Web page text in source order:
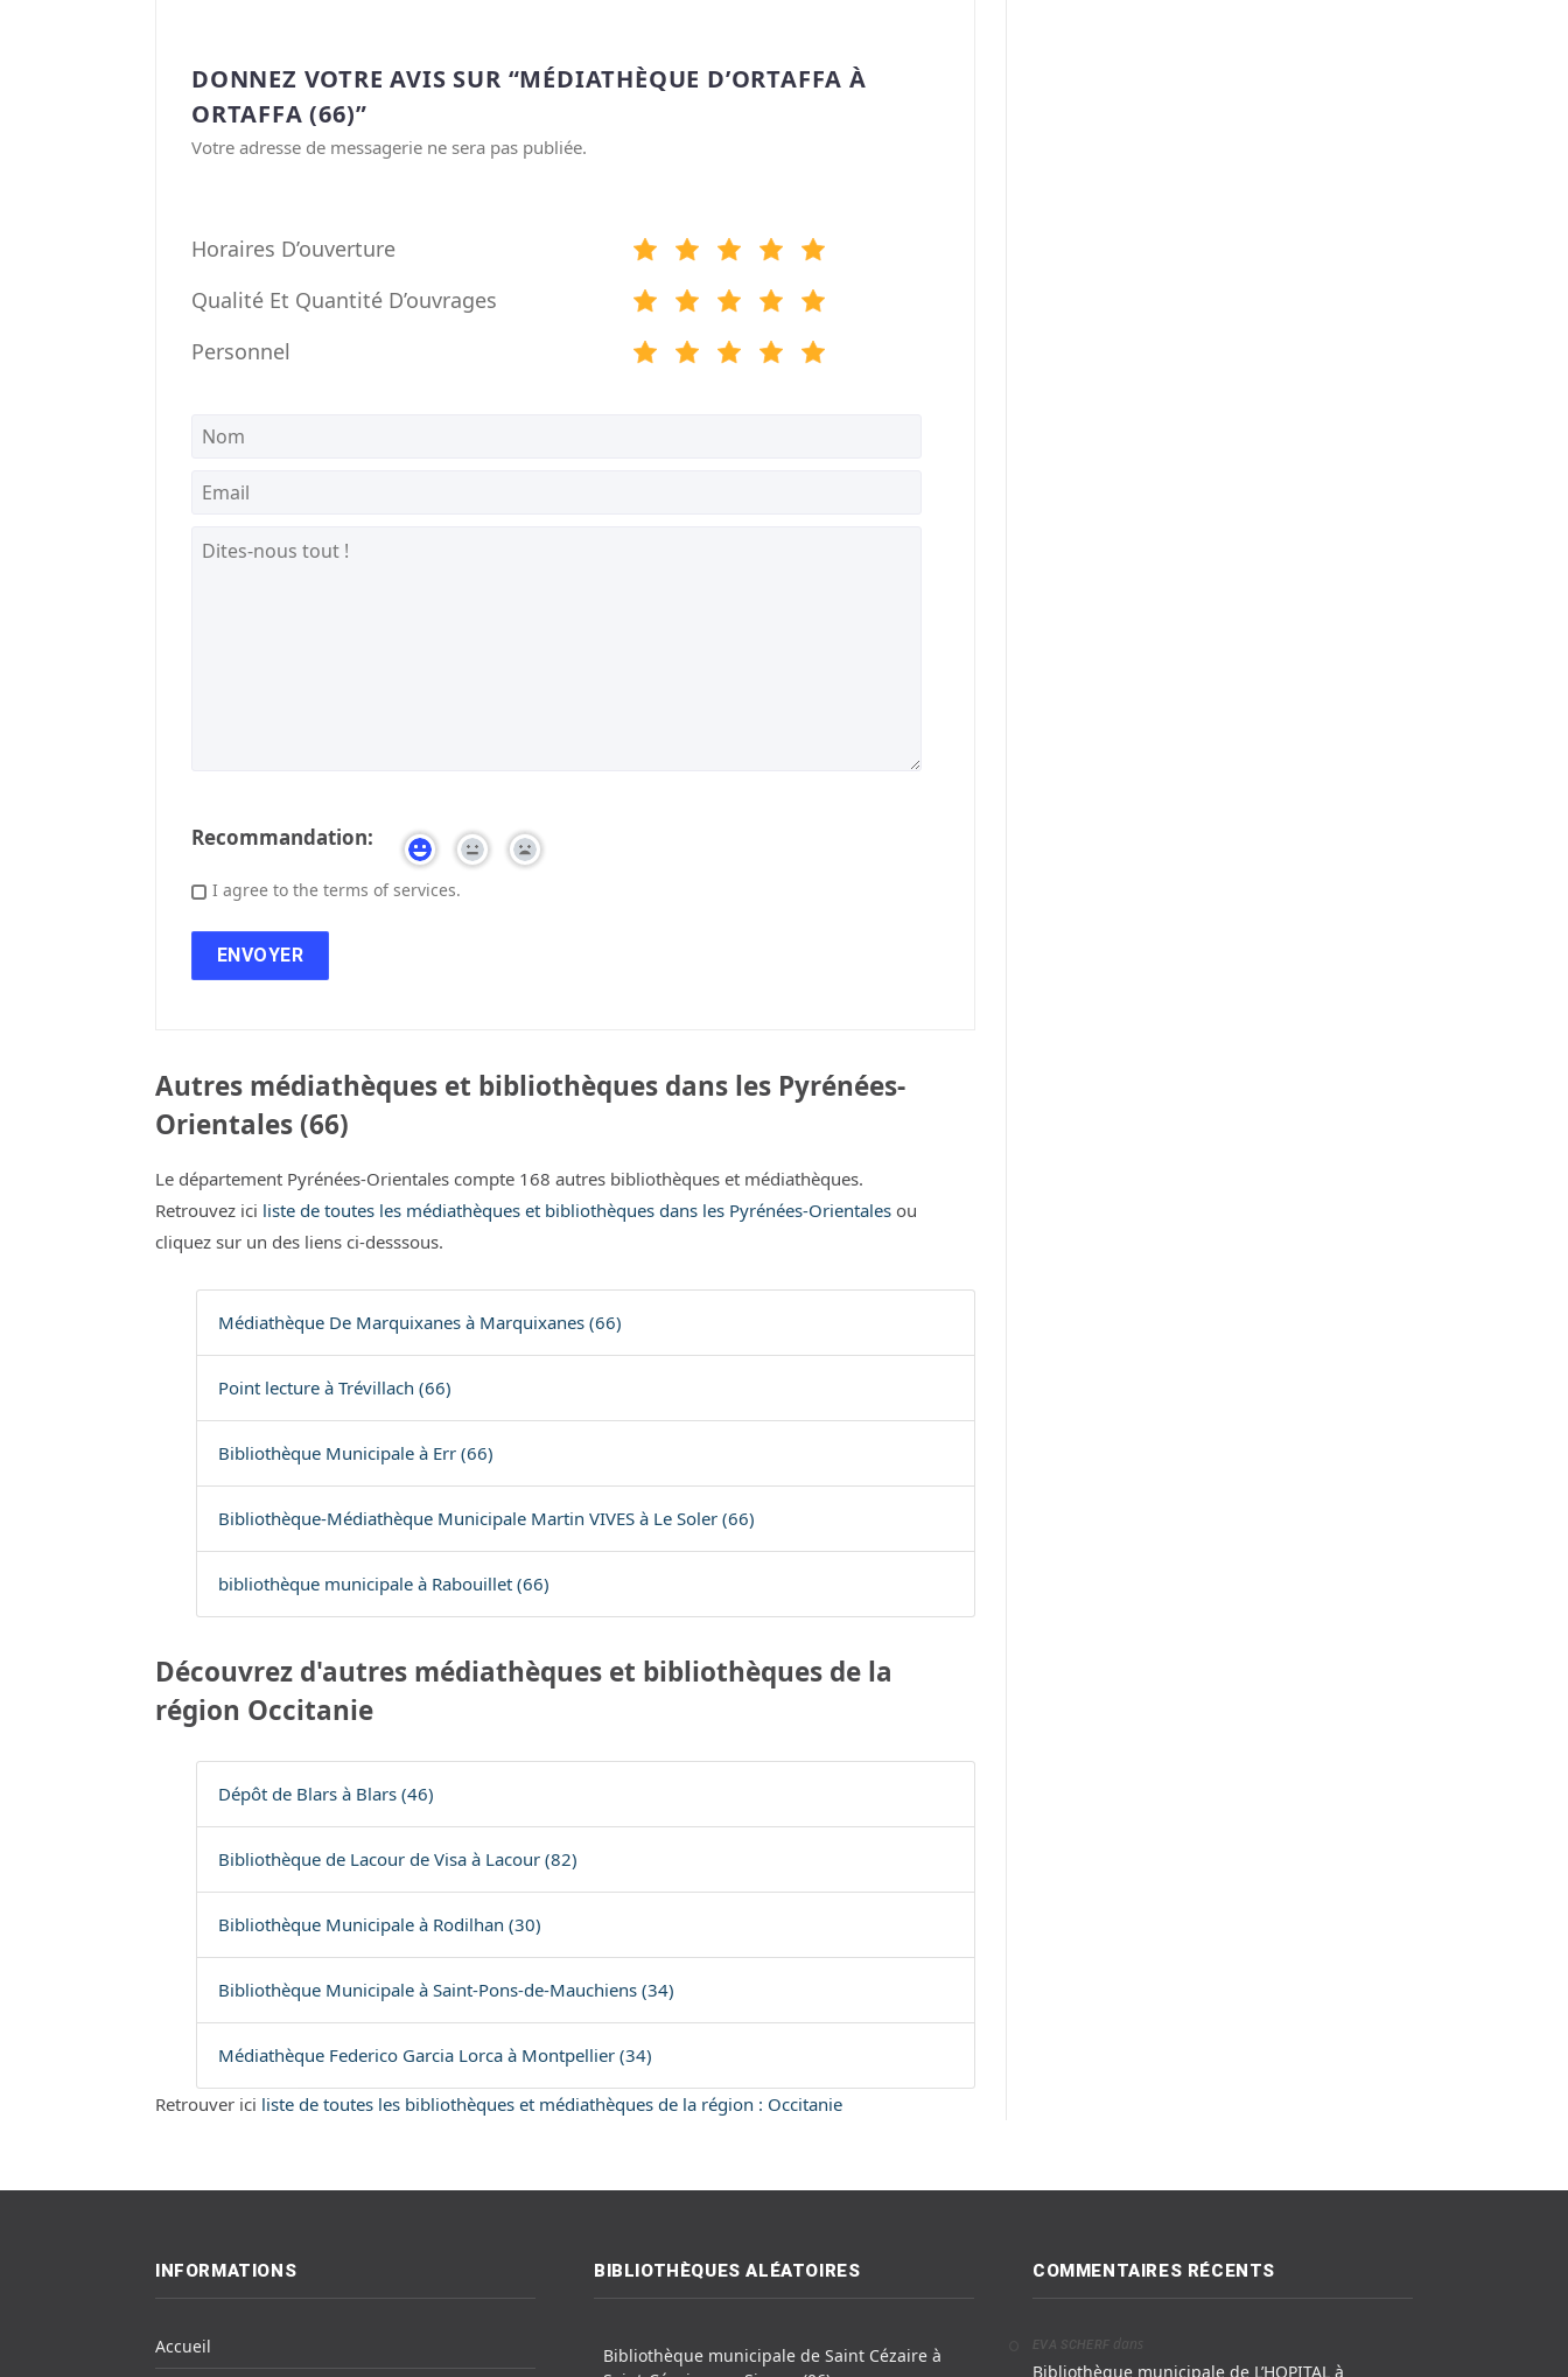
DONNEZ VOTRE AVIS SUR “MÉDIATHÈQUE D’ORTAFFA À
ORTAFFA (66)”
Votre adresse de messagerie ne sera pas publiée.
Horaires D’ouverture
Qualité Et Quantité D’ouvrages
Personnel
Recommandation:
I agree to the terms of services.
Autres médiathèques et bibliothèques dans les Pyrénées-
Orientales (66)
Le département Pyrénées-Orientales compte 168 autres bibliothèques et médiathèques.
Retrouvez ici liste de toutes les médiathèques et bibliothèques dans les Pyrénées-Orientales ou
cliquez sur un des liens ci-desssous.
Médiathèque De Marquixanes à Marquixanes (66)
Point lecture à Trévillach (66)
Bibliothèque Municipale à Err (66)
Bibliothèque-Médiathèque Municipale Martin VIVES à Le Soler (66)
bibliothèque municipale à Rabouillet (66)
Découvrez d'autres médiathèques et bibliothèques de la
région Occitanie
Dépôt de Blars à Blars (46)
Bibliothèque de Lacour de Visa à Lacour (82)
Bibliothèque Municipale à Rodilhan (30)
Bibliothèque Municipale à Saint-Pons-de-Mauchiens (34)
Médiathèque Federico Garcia Lorca à Montpellier (34)
Retrouver ici liste de toutes les bibliothèques et médiathèques de la région : Occitanie
INFORMATIONS
Accueil
BIBLIOTHÈQUES ALÉATOIRES
Bibliothèque municipale de Saint Cézaire à
COMMENTAIRES RÉCENTS
EVA SCHERF dans
Bibliothèque municipale de L’HOPITAL à